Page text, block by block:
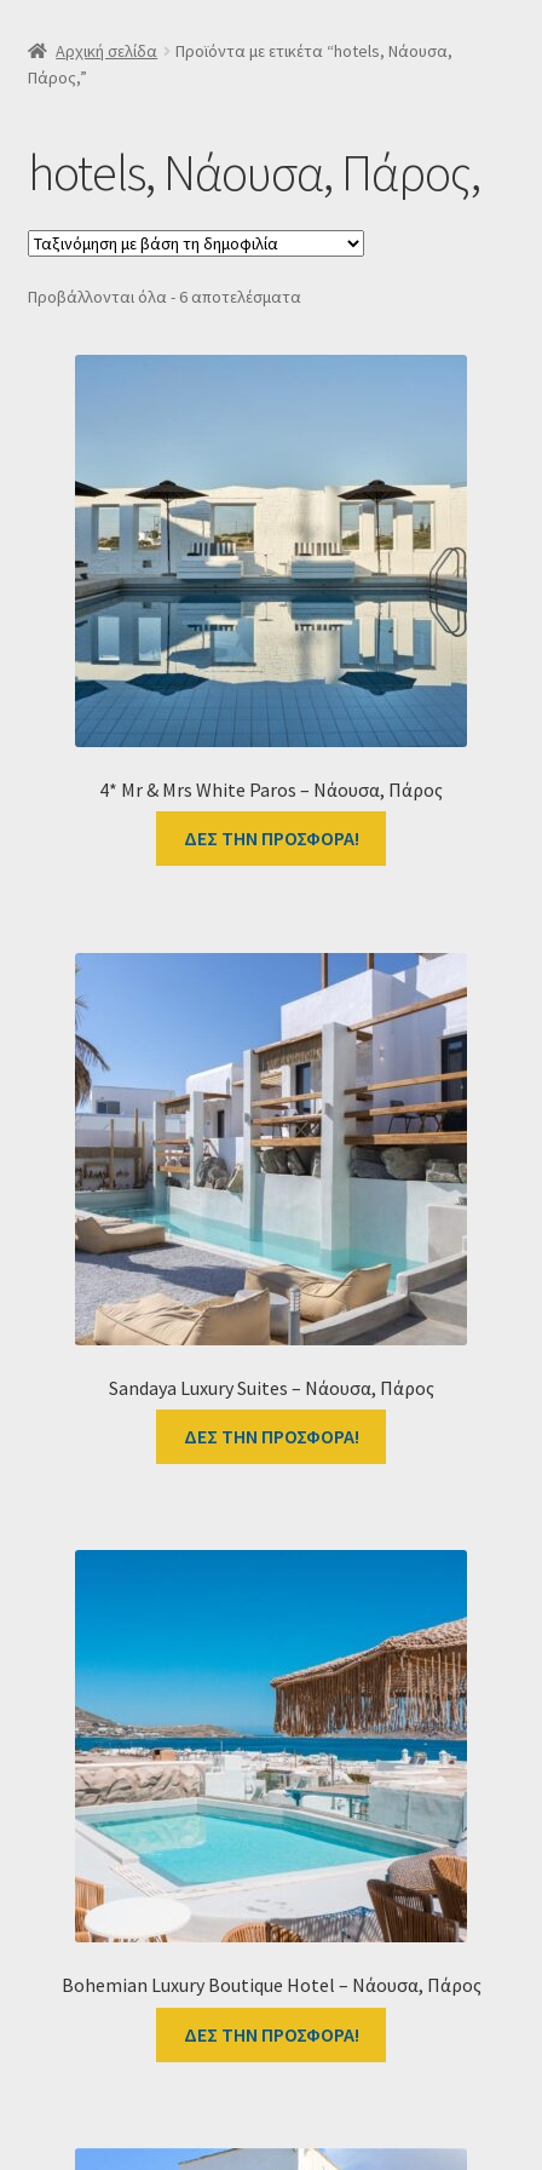
SLIDER
Δελτίο νέων
Επιβεβαίωση εγγραφής στο Newsletter του Dealistas.gr
Επικοινωνία
Ο λογαριασμός μου
Ταμείο
HOME
Αρχική σελίδα
Προϊόντα με ετικέτα “hotels, Νάουσα,
Πάρος,”
hotels, Νάουσα, Πάρος,
Προβάλλονται όλα - 6 αποτελέσματαSorted
4* Mr & Mrs White Paros – Νάουσα, Πάρος
ΔΕΣ ΤΗΝ ΠΡΟΣΦΟΡΑ!
Sandaya Luxury Suites – Νάουσα, Πάρος
ΔΕΣ ΤΗΝ ΠΡΟΣΦΟΡΑ!
Bohemian Luxury Boutique Hotel – Νάουσα, Πάρος
ΔΕΣ ΤΗΝ ΠΡΟΣΦΟΡΑ!